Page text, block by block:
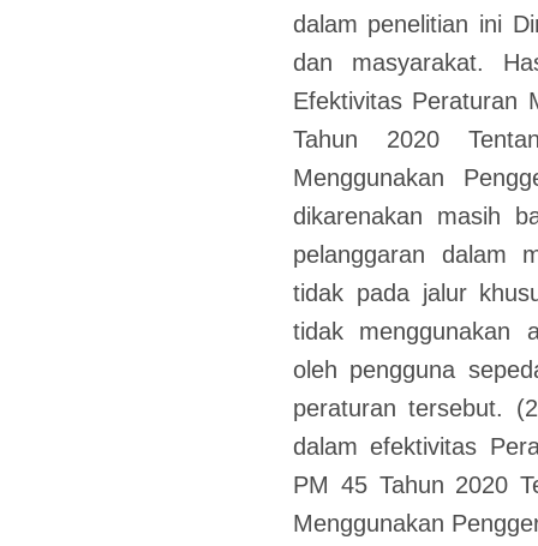
dalam penelitian ini
dan masyarakat.
Efektivitas Peraturan
Tahun 2020
Menggunakan
dikarenakan masih
pelanggaran dalam
tidak pada jalur
tidak menggunakan
oleh pengguna
peraturan tersebut.
dalam efektivitas
PM 45 Tahun 2020
Menggunakan